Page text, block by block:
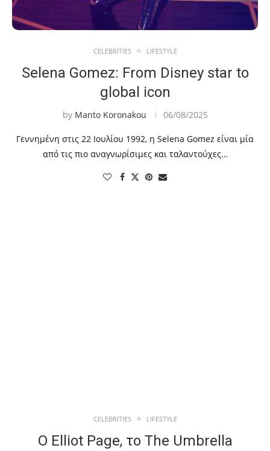
CELEBRITIES LIFESTYLE
Selena Gomez: From Disney star to
global icon
by Manto Koronakou 06/08/2025
Γεννημένη στις 22 Ιουλίου 1992, η Selena Gomez είναι μία
από τις πιο αναγνωρίσιμες και ταλαντούχες…
CELEBRITIES LIFESTYLE
Ο Elliot Page, το The Umbrella